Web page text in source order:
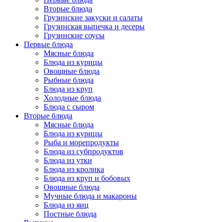
Вторые блюда
Грузинские закуски и салаты
Грузинская выпечка и десеры
Грузинские соусы
Первые блюда
Мясные блюда
Блюда из курицы
Овощные блюда
Рыбные блюда
Блюда из круп
Холодные блюда
Блюда с сыром
Вторые блюда
Мясные блюда
Блюда из курицы
Рыба и морепродукты
Блюда из субпродуктов
Блюда из утки
Блюда из кролика
Блюда из круп и бобовых
Овощные блюда
Мучные блюда и макароны
Блюда из яиц
Постные блюда